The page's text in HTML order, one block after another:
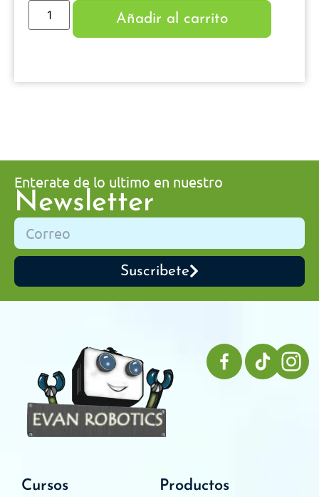
Añadir al carrito
Enterate de lo ultimo en nuestro
Newsletter
Suscribete
Cursos Productos